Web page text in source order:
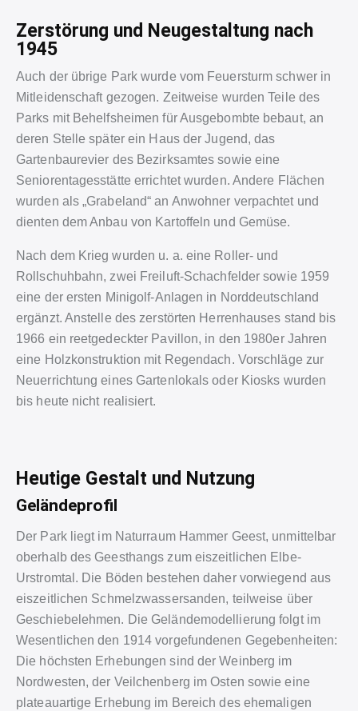
Zerstörung und Neugestaltung nach
1945
Auch der übrige Park wurde vom Feuersturm schwer in
Mitleidenschaft gezogen. Zeitweise wurden Teile des
Parks mit Behelfsheimen für Ausgebombte bebaut, an
deren Stelle später ein Haus der Jugend, das
Gartenbaurevier des Bezirksamtes sowie eine
Seniorentagesstätte errichtet wurden. Andere Flächen
wurden als „Grabeland“ an Anwohner verpachtet und
dienten dem Anbau von Kartoffeln und Gemüse.
Nach dem Krieg wurden u. a. eine Roller- und
Rollschuhbahn, zwei Freiluft-Schachfelder sowie 1959
eine der ersten Minigolf-Anlagen in Norddeutschland
ergänzt. Anstelle des zerstörten Herrenhauses stand bis
1966 ein reetgedeckter Pavillon, in den 1980er Jahren
eine Holzkonstruktion mit Regendach. Vorschläge zur
Neuerrichtung eines Gartenlokals oder Kiosks wurden
bis heute nicht realisiert.
Heutige Gestalt und Nutzung
Geländeprofil
Der Park liegt im Naturraum Hammer Geest, unmittelbar
oberhalb des Geesthangs zum eiszeitlichen Elbe-
Urstromtal. Die Böden bestehen daher vorwiegend aus
eiszeitlichen Schmelzwassersanden, teilweise über
Geschiebelehmen. Die Geländemodellierung folgt im
Wesentlichen den 1914 vorgefundenen Gegebenheiten:
Die höchsten Erhebungen sind der Weinberg im
Nordwesten, der Veilchenberg im Osten sowie eine
plateauartige Erhebung im Bereich des ehemaligen